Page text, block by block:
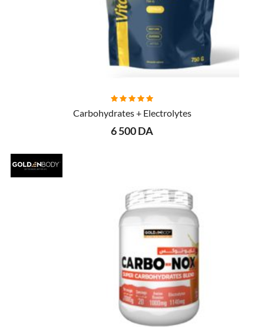
AJOUTER AU PANIER
Carbohydrates + Electrolytes
6 500 DA